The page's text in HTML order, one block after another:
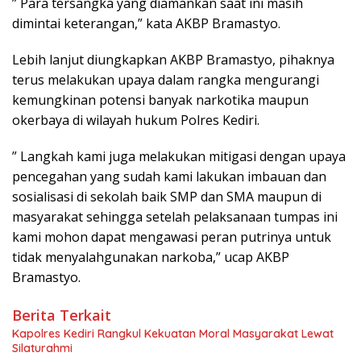
dimintai keterangan,” kata AKBP Bramastyo.
Lebih lanjut diungkapkan AKBP Bramastyo, pihaknya
terus melakukan upaya dalam rangka mengurangi
kemungkinan potensi banyak narkotika maupun
okerbaya di wilayah hukum Polres Kediri.
” Langkah kami juga melakukan mitigasi dengan upaya
pencegahan yang sudah kami lakukan imbauan dan
sosialisasi di sekolah baik SMP dan SMA maupun di
masyarakat sehingga setelah pelaksanaan tumpas ini
kami mohon dapat mengawasi peran putrinya untuk
tidak menyalahgunakan narkoba,” ucap AKBP
Bramastyo.
Berita Terkait
Kapolres Kediri Rangkul Kekuatan Moral Masyarakat Lewat
Silaturahmi